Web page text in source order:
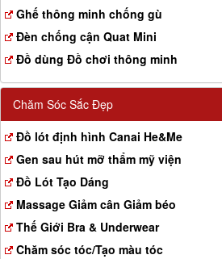
Ghế thông minh chống gù
Đèn chống cận Quat Mini
Đồ dùng Đồ chơi thông minh
Chăm Sóc Sắc Đẹp
Đồ lót định hình Canai He&Me
Gen sau hút mỡ thẩm mỹ viện
Đồ Lót Tạo Dáng
Massage Giảm cân Giảm béo
Thế Giới Bra & Underwear
Chăm sóc tóc/Tạo màu tóc